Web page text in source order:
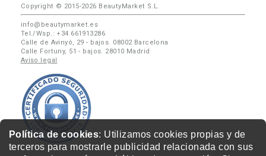
Política de cookies: Utilizamos cookies propias y de
terceros para mostrarle publicidad relacionada con sus
Copyright © 2015-2026 BeautyMarket S.L.
info@beautymarket.es
Tel./Wsp.: +34 661913286
Calle de Avinyó, 29 - bajos. 08002 Barcelona
Calle Fortuny, 51 - bajos. 28010 Madrid
Aviso legal